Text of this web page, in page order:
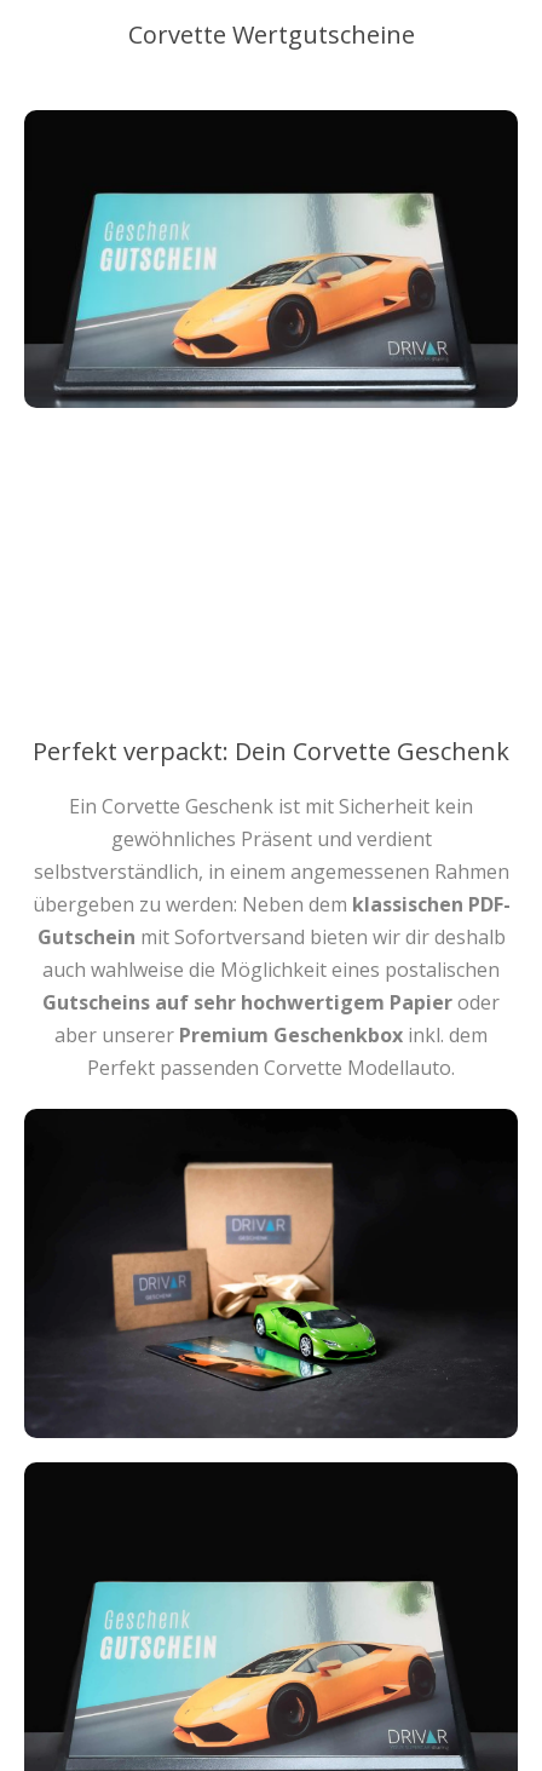
Corvette Wertgutscheine
Perfekt verpackt: Dein Corvette Geschenk
Ein Corvette Geschenk ist mit Sicherheit kein
gewöhnliches Präsent und verdient
selbstverständlich, in einem angemessenen Rahmen
übergeben zu werden: Neben dem klassischen PDF-
Gutschein mit Sofortversand bieten wir dir deshalb
auch wahlweise die Möglichkeit eines postalischen
Gutscheins auf sehr hochwertigem Papieroder
aber unserer Premium Geschenkbox inkl. dem
Perfekt passenden Corvette Modellauto.